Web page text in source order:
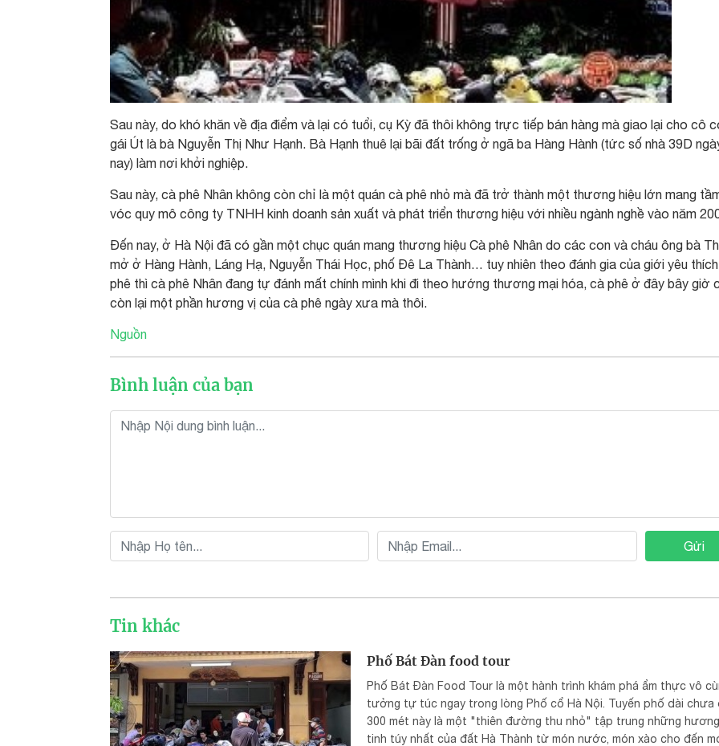
Sau này, do khó khăn về địa điểm và lại có tuổi, cụ Kỳ đã thôi không trực tiếp bán hàng mà giao lại cho cô
gái Út là bà Nguyễn Thị Như Hạnh. Bà Hạnh thuê lại bãi đất trống ở ngã ba Hàng Hành (tức số nhà 39D
nay) làm nơi khởi nghiệp.
Sau này, cà phê Nhân không còn chỉ là một quán cà phê nhỏ mà đã trở thành một thương hiệu lớn mang
vóc quy mô công ty TNHH kinh doanh sản xuất và phát triển thương hiệu với nhiều ngành nghề vào năm
Đến nay, ở Hà Nội đã có gần một chục quán mang thương hiệu Cà phê Nhân do các con và cháu ông bà
mở ở Hàng Hành, Láng Hạ, Nguyễn Thái Học, phố Đê La Thành… tuy nhiên theo đánh gia của giới yêu
phê thì cà phê Nhân đang tự đánh mất chính mình khi đi theo hướng thương mại hóa, cà phê ở đây bây giờ
còn lại một phần hương vị của cà phê ngày xưa mà thôi.
Nguồn
Bình luận của bạn
Gửi
Tin khác
Phố Bát Đàn food tour
Phố Bát Đàn Food Tour là một hành trình khám phá ẩm thực vô
tưởng tự túc ngay trong lòng Phố cổ Hà Nội. Tuyến phố dài chưa
300 mét này là một "thiên đường thu nhỏ" tập trung những
tinh túy nhất của đất Hà Thành từ món nước, món xào cho đến